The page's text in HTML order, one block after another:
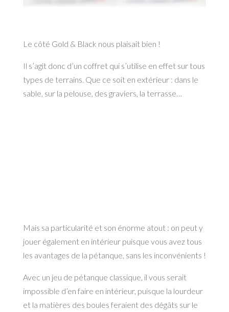
Le côté Gold & Black nous plaisait bien !
Il s’agit donc d’un coffret qui s’utilise en effet sur tous
types de terrains. Que ce soit en extérieur : dans le
sable, sur la pelouse, des graviers, la terrasse…
Mais sa particularité et son énorme atout : on peut y
jouer également en intérieur puisque vous avez tous
les avantages de la pétanque, sans les inconvénients !
Avec un jeu de pétanque classique, il vous serait
impossible d’en faire en intérieur, puisque la lourdeur
et la matières des boules feraient des dégâts sur le